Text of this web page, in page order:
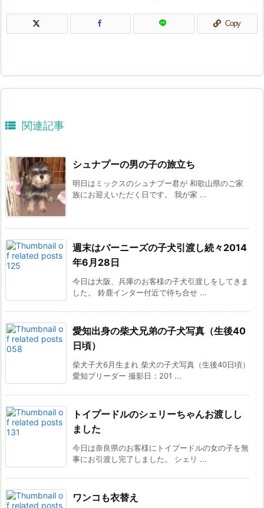
Copy
 関連記事
シュナプーの男の子の旅立ち
明日はミックスのシュナプー君が 和歌山県のご家
族にお迎えいただく日です。 我が家 ...
週末はバーニーズの子犬引渡し続々2014
年6月28日
今日は大阪、兵庫のお客様の子犬引渡しをしてきま
した。 鈴鹿インター付近で待ち合せ ...
愛知出身の柴犬兄弟の子犬写真（生後40
日頃）
柴犬子犬6月生まれ 柴犬の子犬写真（生後40日頃）
愛知ブリーダー 撮影日：201 ...
トイプードルのシェリーちゃんお渡しし
ました
今日は奈良県のお客様にトイプードルの女の子を無
事にお引渡し完了しました。 シェリ ...
ワンコも衣替え